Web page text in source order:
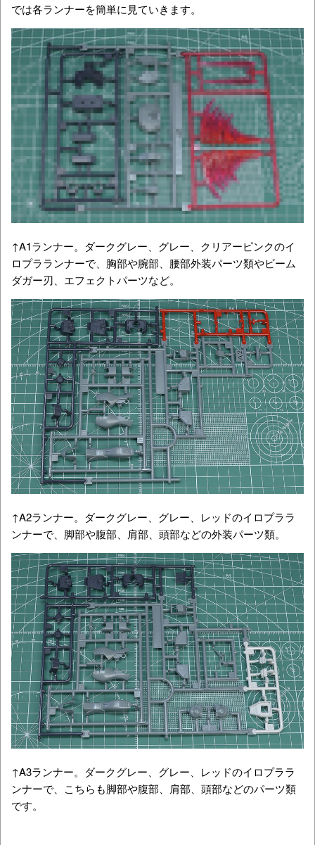
では各ランナーを簡単に見ていきます。
↑A1ランナー。ダークグレー、グレー、クリアーピンクのイ
ロプラランナーで、胸部や腕部、腰部外装パーツ類やビーム
ダガー刃、エフェクトパーツなど。
↑A2ランナー。ダークグレー、グレー、レッドのイロプララ
ンナーで、脚部や腹部、肩部、頭部などの外装パーツ類。
↑A3ランナー。ダークグレー、グレー、レッドのイロプララ
ンナーで、こちらも脚部や腹部、肩部、頭部などのパーツ類
です。